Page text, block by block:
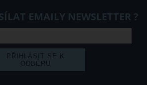
EMAILY NEWSLETTER ?